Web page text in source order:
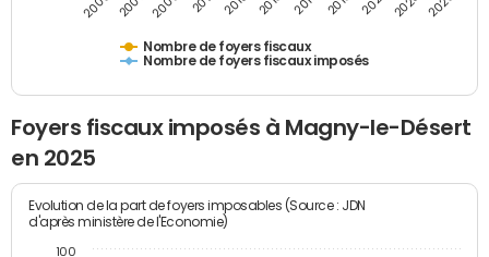
Nombre de foyers fiscaux
Nombre de foyers fiscaux imposés
Foyers fiscaux imposés à Magny-le-Désert
en 2025
Evolution de la part de foyers imposables (Source : JDN
d'après ministère de l'Economie)
100